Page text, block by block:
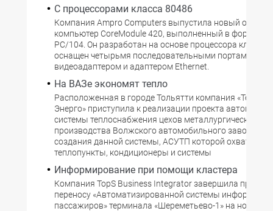
С процессорами класса 80486
Компания Ampro Computers выпустила новый
компьютер CoreModule 420, выполненный в форм-
РС/104. Он разработан на основе процессора класса
оснащен четырьмя последовательными портами,
видеоадаптером и адаптером Ethernet.
На ВАЗе экономят тепло
Расположенная в городе Тольятти компания
Энерго» приступила к реализации проекта
системы теплоснабжения цехов металлургического
производства Волжского автомобильного завода.
создания данной системы, АСУТП которой
теплопункты, кондиционеры и системы
Информирование при помощи кластера
Компания TopS Business Integrator завершила проект
переносу «Автоматизированной системы
пассажиров» терминала «Шереметьево-1» на новую